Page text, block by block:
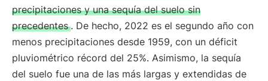
precipitaciones y una sequía del suelo sin
precedentes . De hecho, 2022 es el segundo año con
menos precipitaciones desde 1959, con un déficit
pluviométrico récord del 25%. Asimismo, la sequía
del suelo fue una de las más largas y extendidas de